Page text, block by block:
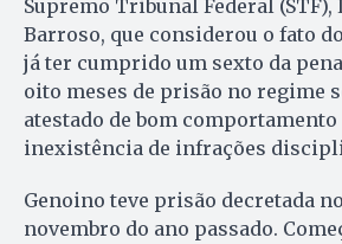
Supremo Tribunal Federal (STF),
Barroso, que considerou o fato
já ter cumprido um sexto da
oito meses de prisão no regime
atestado de bom
inexistência de infrações
Genoino teve prisão decretada
novembro do ano passado.